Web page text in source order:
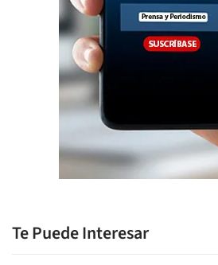
Te Puede Interesar